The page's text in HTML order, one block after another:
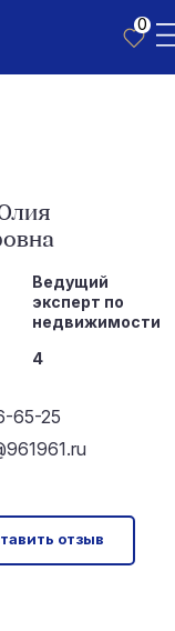
0
Ведущий
эксперт по
недвижимости
4
65-25
отзыв